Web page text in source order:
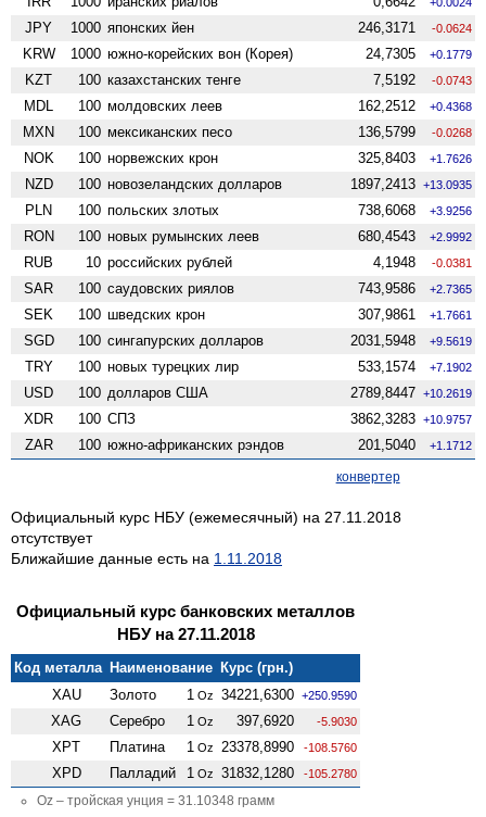
JPY 1000 японских йен 246,3171 -0.0624
KRW 1000 южно-корейских вон (Корея) 24,7305 +0.1779
KZT 100 казахстанских тенге 7,5192 -0.0743
MDL 100 молдовских леев 162,2512 +0.4368
MXN 100 мексиканских песо 136,5799 -0.0268
NOK 100 норвежских крон 325,8403 +1.7626
NZD 100 ново­зеландских долларов 1897,2413 +13.0935
PLN 100 польских злотых 738,6068 +3.9256
RON 100 новых румынских леев 680,4543 +2.9992
RUB 10 российских рублей 4,1948 -0.0381
SAR 100 саудовских риялов 743,9586 +2.7365
SEK 100 шведских крон 307,9861 +1.7661
SGD 100 сингапурских долларов 2031,5948 +9.5619
TRY 100 новых турецких лир 533,1574 +7.1902
USD 100 долларов США 2789,8447 +10.2619
XDR 100 СПЗ 3862,3283 +10.9757
ZAR 100 южно-африканских рэндов 201,5040 +1.1712
конвертер
Официальный курс НБУ (ежемесячный) на 27.11.2018
отсутствует
Ближайшие данные есть на 1.11.2018
Официальный курс банковских металлов
НБУ на 27.11.2018
Код металла Наименование Курс (грн.)
XAU
Золото 1 Oz 34221,6300 +250.9590
XAG Серебро 1 Oz 397,6920 -5.9030
XPT Платина 1 Oz 23378,8990 -108.5760
XPD Палладий 1 Oz 31832,1280 -105.2780
Oz – тройская унция = 31.10348 грамм